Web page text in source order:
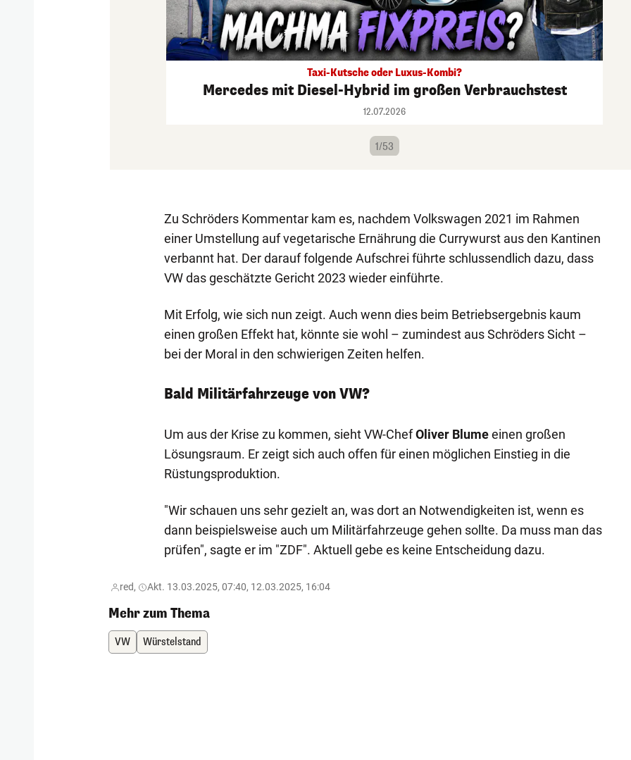
Taxi-Kutsche oder Luxus-Kombi?
Mercedes mit Diesel-Hybrid im großen Verbrauchstest
12.07.2026
1/53
Zu Schröders Kommentar kam es, nachdem Volkswagen 2021 im Rahmen
einer Umstellung auf vegetarische Ernährung die Currywurst aus den Kantinen
verbannt hat. Der darauf folgende Aufschrei führte schlussendlich dazu, dass
VW das geschätzte Gericht 2023 wieder einführte.
Mit Erfolg, wie sich nun zeigt. Auch wenn dies beim Betriebsergebnis kaum
einen großen Effekt hat, könnte sie wohl – zumindest aus Schröders Sicht –
bei der Moral in den schwierigen Zeiten helfen.
Bald Militärfahrzeuge von VW?
Um aus der Krise zu kommen, sieht VW-ChefOliver Blumeeinen großen
Lösungsraum. Er zeigt sich auch offen für einen möglichen Einstieg in die
Rüstungsproduktion.
"Wir schauen uns sehr gezielt an, was dort an Notwendigkeiten ist, wenn es
dann beispielsweise auch um Militärfahrzeuge gehen sollte. Da muss man das
prüfen", sagte er im "ZDF". Aktuell gebe es keine Entscheidung dazu.
red, Akt. 13.03.2025, 07:40, 12.03.2025, 16:04
Mehr zum Thema
VW Würstelstand